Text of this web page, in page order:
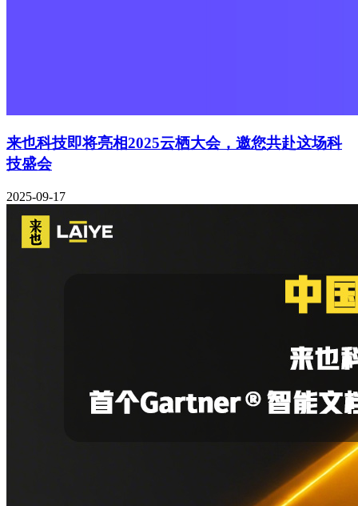
来也科技即将亮相2025云栖大会，邀您共赴这场科
技盛会
2025-09-17